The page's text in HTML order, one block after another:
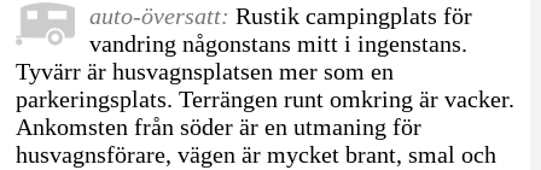
auto-översatt: Rustik campingplats för
vandring någonstans mitt i ingenstans.
Tyvärr är husvagnsplatsen mer som en
parkeringsplats. Terrängen runt omkring är vacker.
Ankomsten från söder är en utmaning för
husvagnsförare, vägen är mycket brant, smal och